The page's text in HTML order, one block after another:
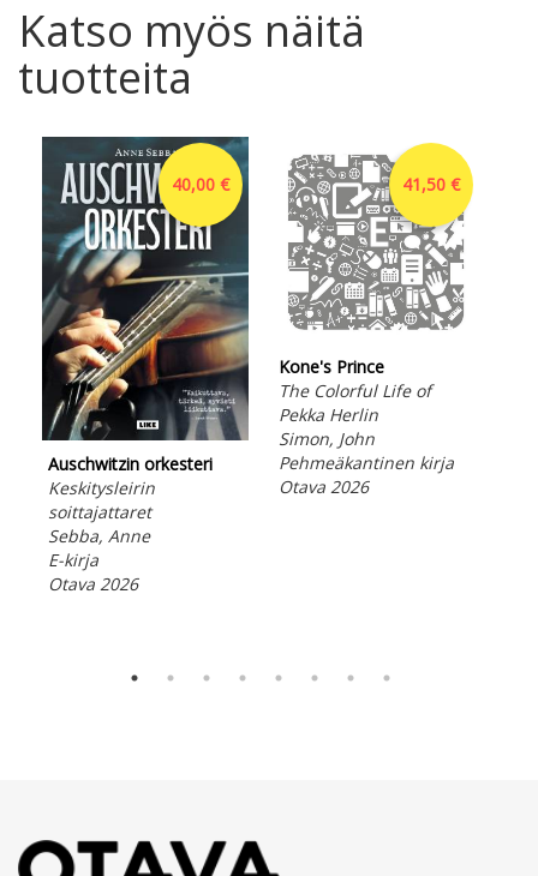
Katso myös näitä
tuotteita
40,00 €
Auschwitzin orkesteri
Keskitysleirin
soittajattaret
Sebba, Anne
E-kirja
Otava 2026
41,50 €
Kone's Prince
The Colorful Life of
Pekka Herlin
Simon, John
Pehmeäkantinen kirja
Otava 2026